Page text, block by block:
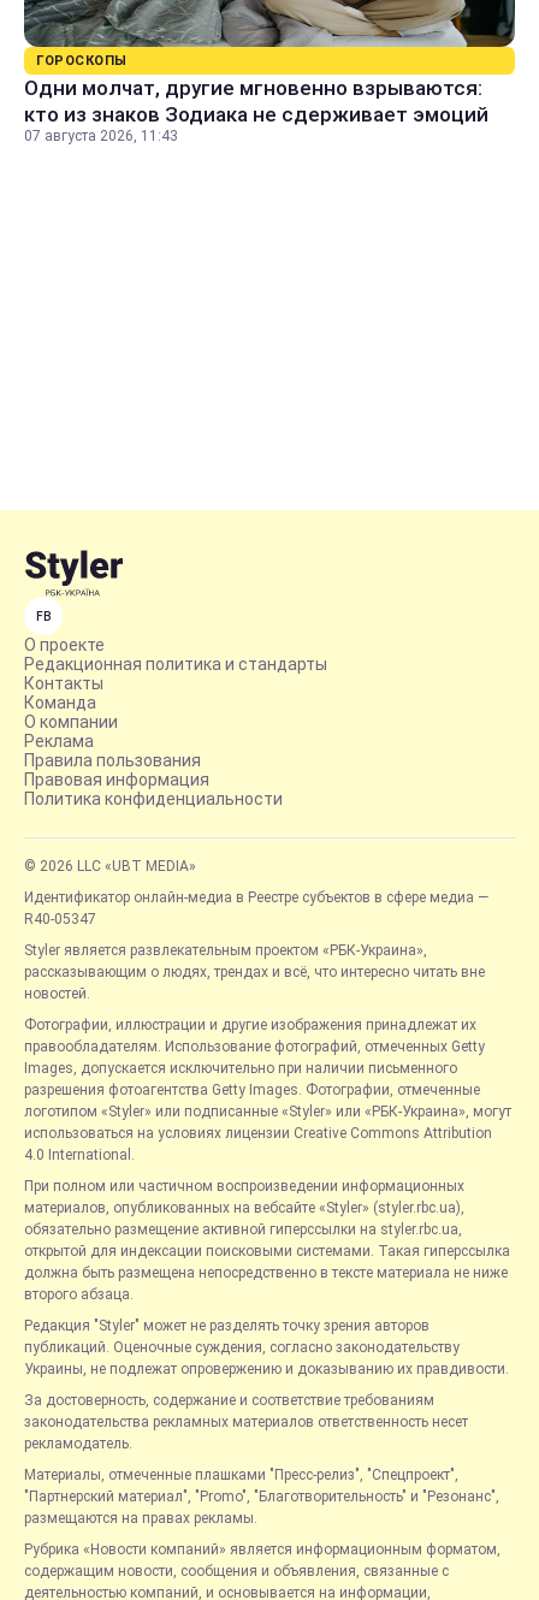
ГОРОСКОПЫ
Одни молчат, другие мгновенно взрываются:
кто из знаков Зодиака не сдерживает эмоций
07 августа 2026, 11:43
FB
О проекте
Редакционная политика и стандарты
Контакты
Команда
О компании
Реклама
Правила пользования
Правовая информация
Политика конфиденциальности
© 2026 LLC «UBT MEDIA»
Идентификатор онлайн-медиа в Реестре субъектов в сфере медиа —
R40-05347
Styler является развлекательным проектом «РБК-Украина»,
рассказывающим о людях, трендах и всё, что интересно читать вне
новостей.
Фотографии, иллюстрации и другие изображения принадлежат их
правообладателям. Использование фотографий, отмеченных Getty
Images, допускается исключительно при наличии письменного
разрешения фотоагентства Getty Images. Фотографии, отмеченные
логотипом «Styler» или подписанные «Styler» или «РБК-Украина», могут
использоваться на условиях лицензии Creative Commons Attribution
4.0 International.
При полном или частичном воспроизведении информационных
материалов, опубликованных на вебсайте «Styler» (styler.rbc.ua),
обязательно размещение активной гиперссылки на styler.rbc.ua,
открытой для индексации поисковыми системами. Такая гиперссылка
должна быть размещена непосредственно в тексте материала не ниже
второго абзаца.
Редакция "Styler" может не разделять точку зрения авторов
публикаций. Оценочные суждения, согласно законодательству
Украины, не подлежат опровержению и доказыванию их правдивости.
За достоверность, содержание и соответствие требованиям
законодательства рекламных материалов ответственность несет
рекламодатель.
Материалы, отмеченные плашками "Пресс-релиз", "Спецпроект",
"Партнерский материал", "Promo", "Благотворительность" и "Резонанс",
размещаются на правах рекламы.
Рубрика «Новости компаний» является информационным форматом,
содержащим новости, сообщения и объявления, связанные с
деятельностью компаний, и основывается на информации,